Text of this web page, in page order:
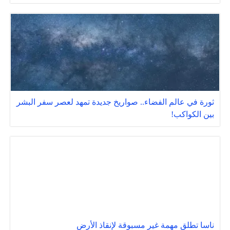
ثورة في عالم الفضاء.. صواريخ جديدة تمهد لعصر سفر البشر
بين الكواكب!
ناسا تطلق مهمة غير مسبوقة لإنقاذ الأرض